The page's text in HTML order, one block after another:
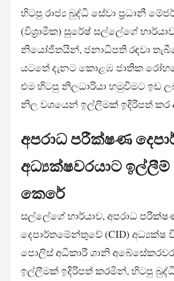
හිටපු රාජ්‍ය බුද්ධි සේවා ප්‍රධානී
(විශ්‍රාමික) සුරේෂ් සල්ලේගේ
නියෝජිතයින්, ජනාධිපති රඳවා
යටතේ දැනට කොළඹ ජාතික
එම හිටපු නිලධාරියා හමුවීමට ඉඩ
නිල වශයෙන් ඉල්ලීමක් ඉදිරිපත් කර
අපරාධ පරීක්ෂණ
අධ්‍යක්ෂවරයාට ඉල්ලීම්
කෙරේ
සල්ලේගේ භාර්යාව, අපරාධ
දෙපාර්තමේන්තුවේ (CID) අධ්‍යක්ෂ
පොලිස් අධිකාරී ශානි
ඉල්ලීමක් ඉදිරිපත් කරමින්, හිටපු බුද්ධි